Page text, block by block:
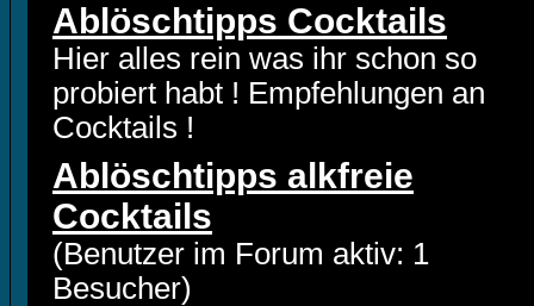
Ablöschtipps Cocktails
Hier alles rein was ihr schon so
probiert habt ! Empfehlungen an
Cocktails !
Ablöschtipps alkfreie
Cocktails
(Benutzer im Forum aktiv: 1
Besucher)